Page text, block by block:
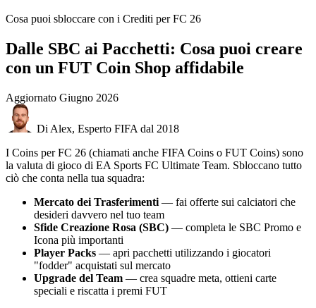
Cosa puoi sbloccare con i Crediti per FC 26
Dalle SBC ai Pacchetti: Cosa puoi creare
con un FUT Coin Shop affidabile
Aggiornato Giugno 2026
Di Alex, Esperto FIFA dal 2018
I Coins per FC 26 (chiamati anche FIFA Coins o FUT Coins) sono
la valuta di gioco di EA Sports FC Ultimate Team. Sbloccano tutto
ciò che conta nella tua squadra:
Mercato dei Trasferimenti — fai offerte sui calciatori che
desideri davvero nel tuo team
Sfide Creazione Rosa (SBC) — completa le SBC Promo e
Icona più importanti
Player Packs — apri pacchetti utilizzando i giocatori
"fodder" acquistati sul mercato
Upgrade del Team — crea squadre meta, ottieni carte
speciali e riscatta i premi FUT